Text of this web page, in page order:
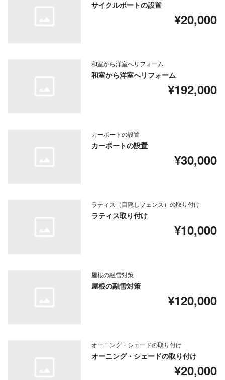
サイクルポートの設置
¥20,000
和室から洋室へリフォーム
和室から洋室へリフォーム
¥192,000
カーポートの設置
カーポートの設置
¥30,000
ラティス（目隠しフェンス）の取り付け
ラティス取り付け
¥10,000
屋根の融雪対策
屋根の融雪対策
¥120,000
オーニング・シェードの取り付け
オーニング・シェードの取り付け
¥20,000